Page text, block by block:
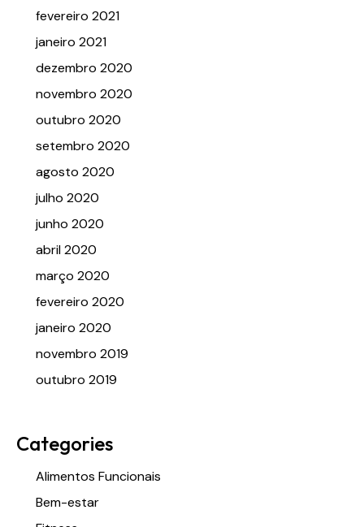
fevereiro 2021
janeiro 2021
dezembro 2020
novembro 2020
outubro 2020
setembro 2020
agosto 2020
julho 2020
junho 2020
abril 2020
março 2020
fevereiro 2020
janeiro 2020
novembro 2019
outubro 2019
Categories
Alimentos Funcionais
Bem-estar